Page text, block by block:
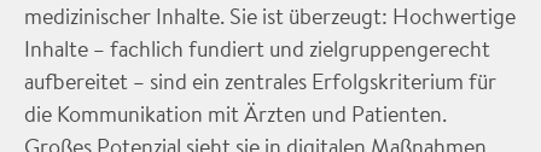
medizinischer Inhalte. Sie ist überzeugt: Hochwertige
Inhalte – fachlich fundiert und zielgruppengerecht
aufbereitet – sind ein zentrales Erfolgskriterium für
die Kommunikation mit Ärzten und Patienten.
Großes Potenzial sieht sie in digitalen Maßnahmen